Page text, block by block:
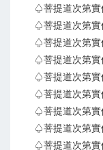
♤菩提道次第實
♤菩提道次第實
♤菩提道次第實
♤菩提道次第實
♤菩提道次第實
♤菩提道次第實
♤菩提道次第實
♤菩提道次第實
♤菩提道次第實